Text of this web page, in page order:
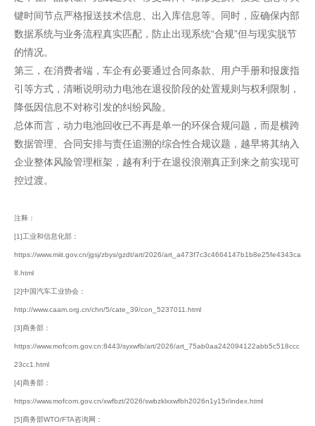
键时间节点严格报送技术信息、出入库信息等。同时，应确保内部
数据系统与业务流程真实匹配，防止出现系统“合规”但与现实脱节
的情况。
第三，在消费者端，车企有必要通过合同条款、用户手册和报废指
引等方式，清晰说明动力电池在退役阶段的处置规则与权利限制，
降低因信息不对称引发的纠纷风险。
总体而言，动力电池回收已不再是单一的环保合规问题，而是横跨
数据管理、合同安排与责任追溯的综合性合规议题，越早将其纳入
企业整体风险管理框架，越有利于在退役浪潮真正到来之前实现可
控过渡。
注释：
[1]工业和信息化部：
https://www.miit.gov.cn/jgsj/zbys/gzdt/art/2026/art_a473f7c3c4664147b1b8e25fe4343ca
8.html
[2]中国汽车工业协会：
http://www.caam.org.cn/chn/5/cate_39/con_5237011.html
[3]商务部：
https://www.mofcom.gov.cn:8443/syxwfb/art/2026/art_75ab0aa242094122abb5c518ccc
23cc1.html
[4]商务部：
https://www.mofcom.gov.cn/xwfbzt/2026/swbzklxxwfbh2026n1y15r/index.html
[5]商务部WTO/FTA咨询网：